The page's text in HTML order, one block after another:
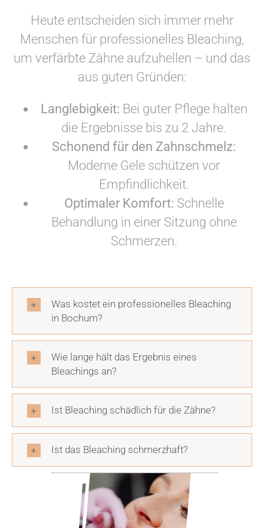
Heute entscheiden sich immer mehr
Menschen für professionelles Bleaching,
um verfärbte Zähne aufzuhellen – und das
aus guten Gründen:
Langlebigkeit: Bei guter Pflege halten
die Ergebnisse bis zu 2 Jahre.
Schonend für den Zahnschmelz:
Moderne Gele schützen vor
Empfindlichkeit.
Optimaler Komfort: Schnelle
Behandlung in einer Sitzung ohne
Schmerzen.
Was kostet ein professionelles Bleaching
in Bochum?
Wie lange hält das Ergebnis eines
Bleachings an?
Ist Bleaching schädlich für die Zähne?
Ist das Bleaching schmerzhaft?